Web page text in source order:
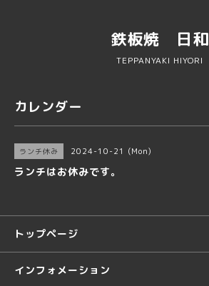
鉄板焼 日和
TEPPANYAKI HIYORI
カレンダー
ランチ休み 2024-10-21 (Mon)
ランチはお休みです。
トップページ
インフォメーション